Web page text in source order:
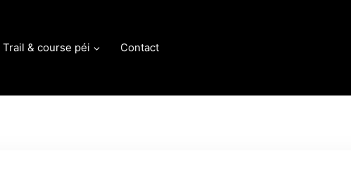
Trail & course péi Contact